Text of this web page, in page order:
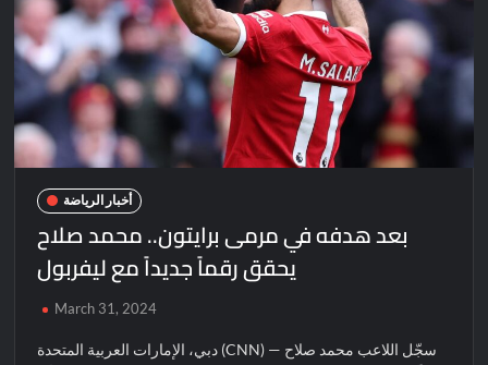
أخبار الرياضة
بعد هدفه في مرمى برايتون.. محمد صلاح
يحقق رقماً جديداً مع ليفربول
March 31, 2024
دبي، الإمارات العربية المتحدة (CNN) — سجّل اللاعب محمد صلاح